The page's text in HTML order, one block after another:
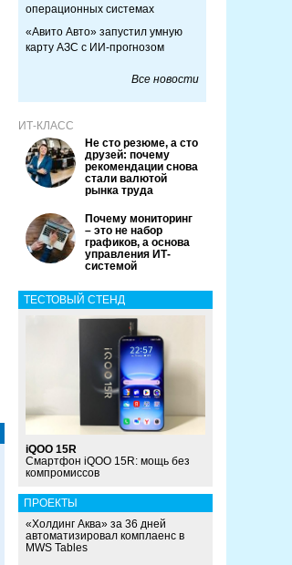
операционных системах
«Авито Авто» запустил умную
карту АЗС с ИИ-прогнозом
Все новости
ИТ-КЛАСС
Не сто резюме, а сто
друзей: почему
рекомендации снова
стали валютой
рынка труда
Почему мониторинг
– это не набор
графиков, а основа
управления ИТ-
системой
ТЕСТОВЫЙ СТЕНД
iQOO 15R
Смартфон iQOO 15R: мощь без
компромиссов
ПРОЕКТЫ
«Холдинг Аква» за 36 дней
автоматизировал комплаенс в
MWS Tables